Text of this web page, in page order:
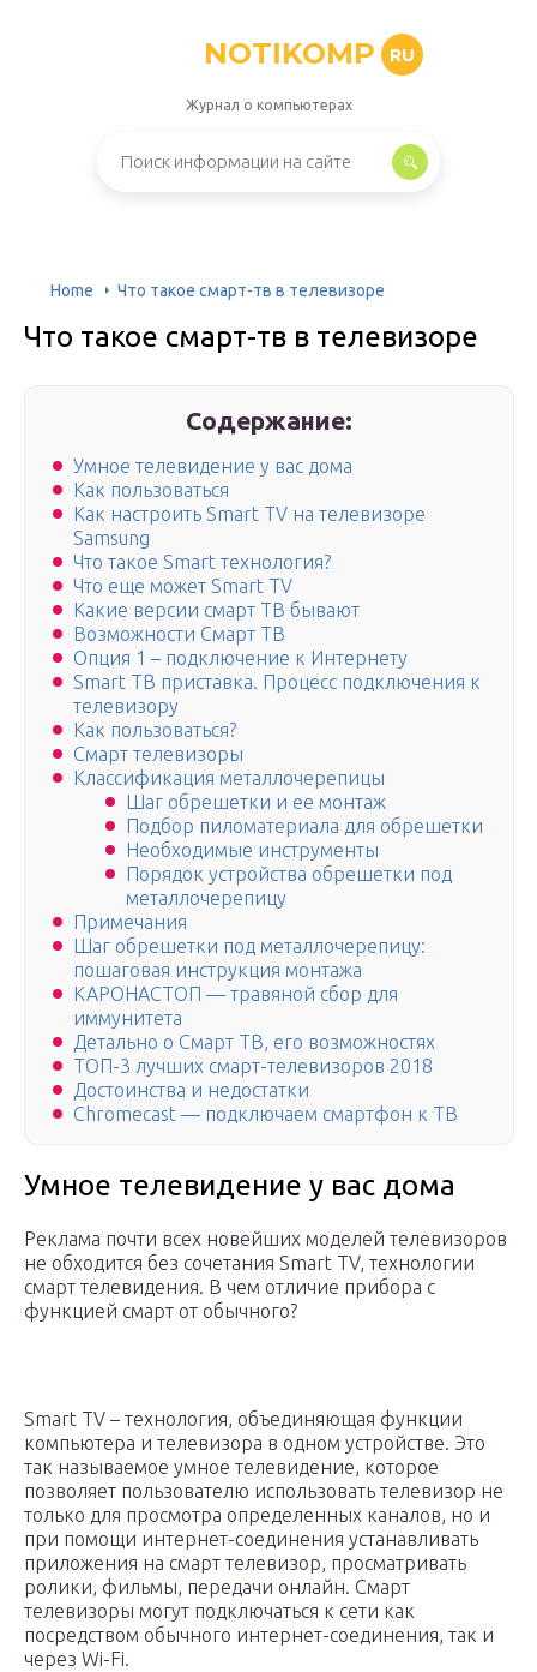
NOTIKOMP RU
Журнал о компьютерах
Home Что такое смарт-тв в телевизоре
Что такое смарт-тв в телевизоре
Содержание:
Умное телевидение у вас дома
Как пользоваться
Как настроить Smart TV на телевизоре
Samsung
Что такое Smart технология?
Что еще может Smart TV
Какие версии смарт ТВ бывают
Возможности Смарт ТВ
Опция 1 – подключение к Интернету
Smart ТВ приставка. Процесс подключения к
телевизору
Как пользоваться?
Смарт телевизоры
Классификация металлочерепицы
Шаг обрешетки и ее монтаж
Подбор пиломатериала для обрешетки
Необходимые инструменты
Порядок устройства обрешетки под
металлочерепицу
Примечания
Шаг обрешетки под металлочерепицу:
пошаговая инструкция монтажа
КАРОНАСТОП — травяной сбор для
иммунитета
Детально о Смарт ТВ, его возможностях
ТОП-3 лучших смарт-телевизоров 2018
Достоинства и недостатки
Chromecast — подключаем смартфон к ТВ
Умное телевидение у вас дома
Реклама почти всех новейших моделей телевизоров
не обходится без сочетания Smart TV, технологии
смарт телевидения. В чем отличие прибора с
функцией смарт от обычного?
Smart TV – технология, объединяющая функции
компьютера и телевизора в одном устройстве. Это
так называемое умное телевидение, которое
позволяет пользователю использовать телевизор не
только для просмотра определенных каналов, но и
при помощи интернет-соединения устанавливать
приложения на смарт телевизор, просматривать
ролики, фильмы, передачи онлайн. Смарт
телевизоры могут подключаться к сети как
посредством обычного интернет-соединения, так и
через Wi-Fi.